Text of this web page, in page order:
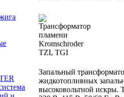
Запальный
жидкотопливных
высоковольтной искры.